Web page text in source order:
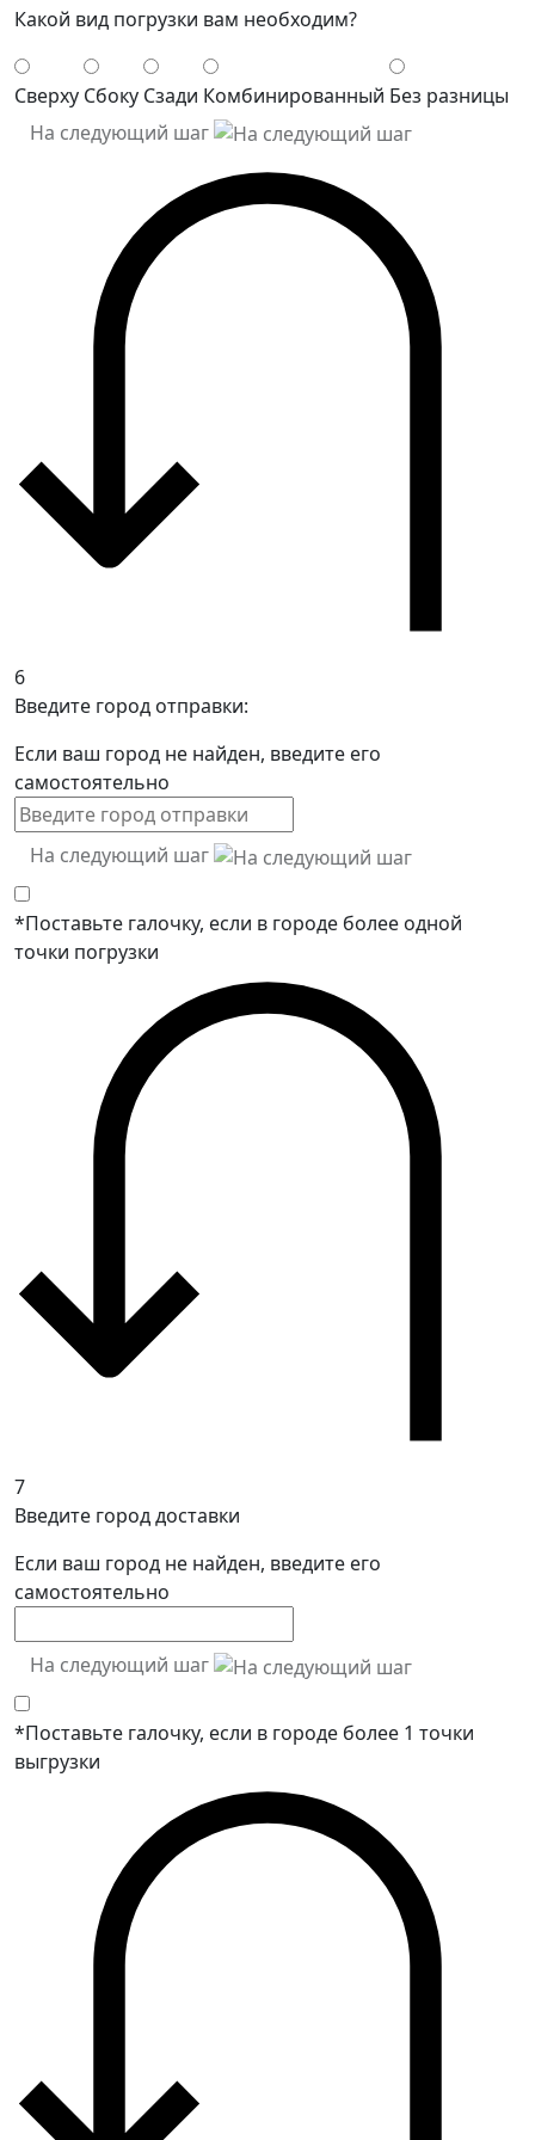
Какой вид погрузки вам необходим?
Сверху Сбоку Сзади Комбинированный Без разницы
На следующий шаг
6
Введите город отправки:
Если ваш город не найден, введите его
самостоятельно
На следующий шаг
*Поставьте галочку, если в городе более одной
точки погрузки
7
Введите город доставки
Если ваш город не найден, введите его
самостоятельно
На следующий шаг
*Поставьте галочку, если в городе более 1 точки
выгрузки